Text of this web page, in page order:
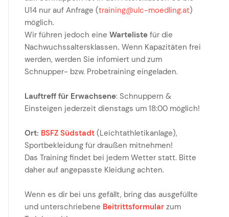
U14 nur auf Anfrage (training@ulc-moedling.at)
möglich.
Wir führen jedoch eine Warteliste für die
Nachwuchssaltersklassen. Wenn Kapazitäten frei
werden, werden Sie infomiert und zum
Schnupper- bzw. Probetraining eingeladen.
Lauftreff für Erwachsene: Schnuppern &
Einsteigen jederzeit dienstags um 18:00 möglich!
Ort: BSFZ Südstadt (Leichtathletikanlage),
Sportbekleidung für draußen mitnehmen!
Das Training findet bei jedem Wetter statt. Bitte
daher auf angepasste Kleidung achten.
Wenn es dir bei uns gefällt, bring das ausgefüllte
und unterschriebene Beitrittsformular zum